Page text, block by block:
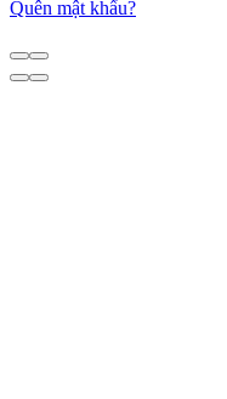
Quên mật khẩu?